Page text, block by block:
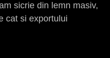
sicrie din lemn masiv,
cat si exportului